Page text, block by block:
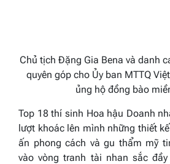
Chủ tịch Đặng Gia Bena và danh
quyên góp cho Ủy ban MTTQ
ủng hộ đồng bào
Top 18 thí sinh Hoa hậu Doanh
lượt khoác lên mình những thiết
ấn phong cách và gu thẩm mỹ
vào vòng tranh tài nhan sắc